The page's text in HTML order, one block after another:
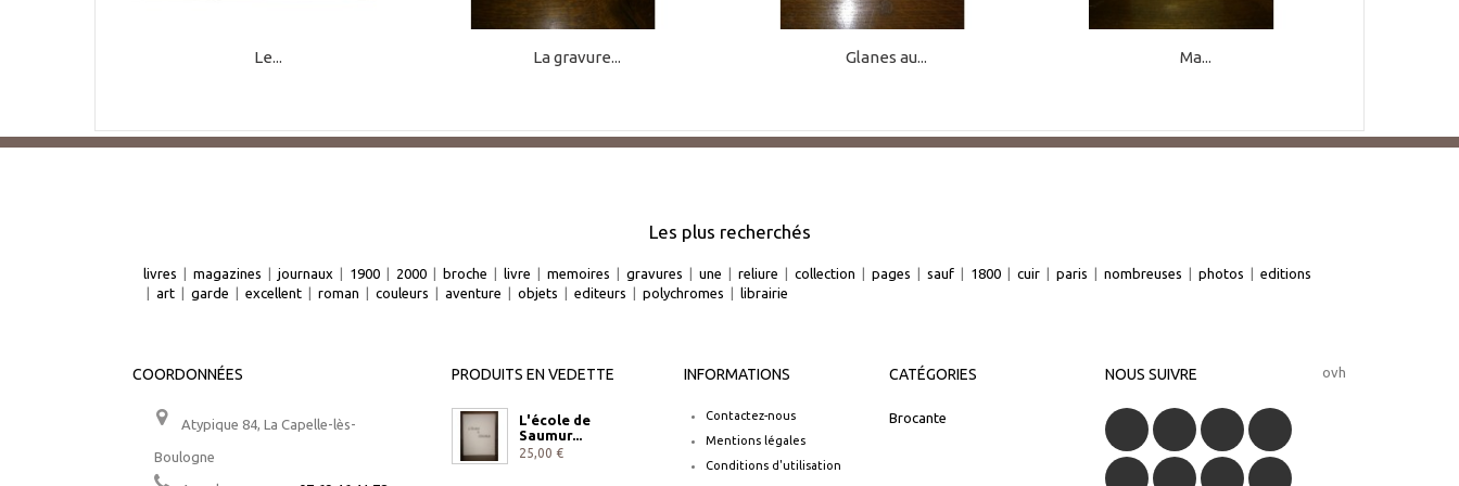
Le... La gravure... Glanes au... Ma...
Les plus recherchés
livres | magazines | journaux | 1900 | 2000 | broche | livre | memoires | gravures | une | reliure | collection | pages | sauf | 1800 | cuir | paris | nombreuses | photos | editions
| art | garde | excellent | roman | couleurs | aventure | objets | editeurs | polychromes | librairie
COORDONNÉES
Atypique 84, La Capelle-lès-
Boulogne
PRODUITS EN VEDETTE
L'école de
Saumur...
25,00 €
INFORMATIONS
Contactez-nous
Mentions légales
Conditions d'utilisation
CATÉGORIES
Brocante
NOUS SUIVRE ovh